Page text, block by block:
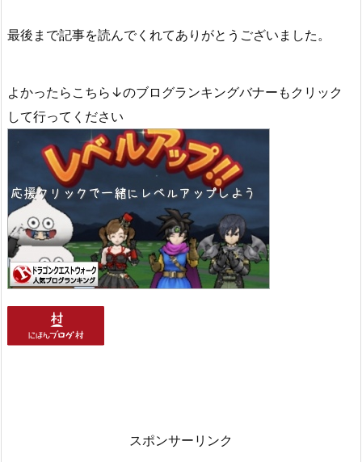
最後まで記事を読んでくれてありがとうございました。
よかったらこちら↓のブログランキングバナーもクリック
して行ってください
スポンサーリンク